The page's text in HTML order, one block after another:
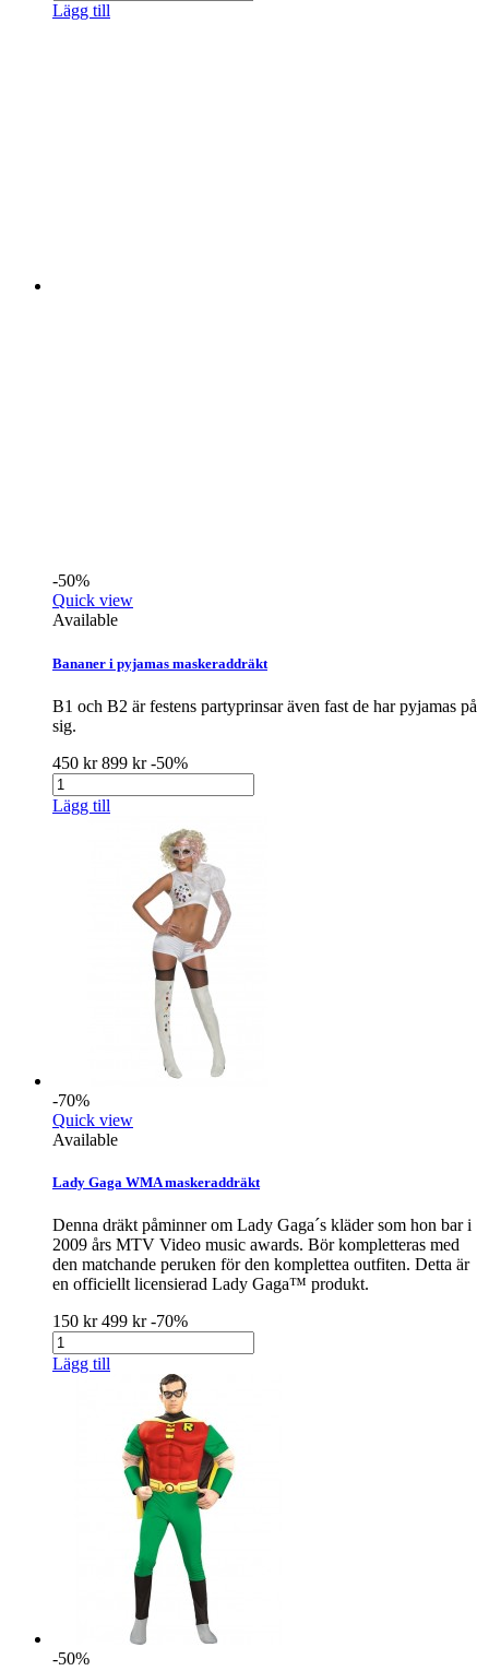
Lägg till
-50%
Quick view
Available
Bananer i pyjamas maskeraddräkt
B1 och B2 är festens partyprinsar även fast de har pyjamas på
sig.
450 kr899 kr-50%
Lägg till
-70%
Quick view
Available
Lady Gaga WMA maskeraddräkt
Denna dräkt påminner om Lady Gaga´s kläder som hon bar i
2009 års MTV Video music awards. Bör kompletteras med
den matchande peruken för den komplettea outfiten. Detta är
en officiellt licensierad Lady Gaga™ produkt.
150 kr499 kr-70%
Lägg till
-50%